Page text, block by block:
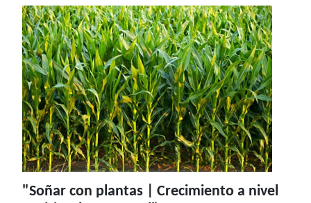
"Soñar con plantas | Crecimiento a nivel